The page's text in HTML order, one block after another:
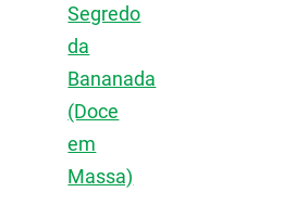
Segredo
da
Bananada
(Doce
em
Massa)